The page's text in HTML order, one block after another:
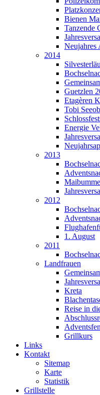
Bienen
Tanzende
Neujahres
2014
Guetzlen
Etagèren
Tobi
Energie
2013
2012
1. August
2011
Landfrauen
Kreta
Reise in
Grillkurs
Links
Kontakt
Sitemap
Karte
Statistik
Grillstelle